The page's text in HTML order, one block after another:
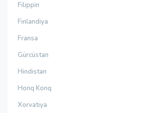
Filippin
Finlandiya
Fransa
Gürcüstan
Hindistan
Honq Konq
Xorvatiya